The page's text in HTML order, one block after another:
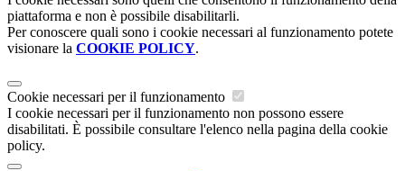
piattaforma e non è possibile disabilitarli.
Per conoscere quali sono i cookie necessari al funzionamento potete
visionare la COOKIE POLICY.
Cookie necessari per il funzionamento
I cookie necessari per il funzionamento non possono essere
disabilitati. È possibile consultare l'elenco nella pagina della cookie
policy.